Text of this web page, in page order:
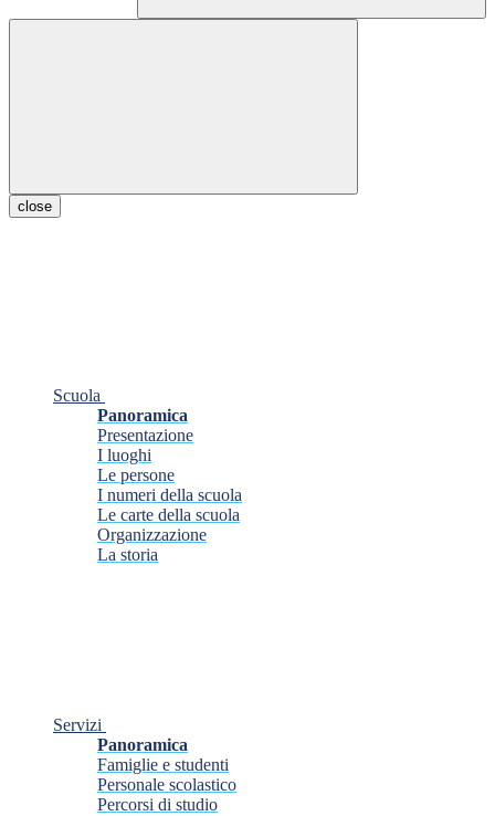
close
Scuola
Panoramica
Presentazione
I luoghi
Le persone
I numeri della scuola
Le carte della scuola
Organizzazione
La storia
Servizi
Panoramica
Famiglie e studenti
Personale scolastico
Percorsi di studio